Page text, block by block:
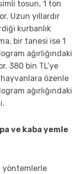
tosun, 1 ton
Uzun yıllardır
kurbanlık
bir tanesi ise 1
ağırlığındaki
380 bin TL’ye
hayvanlara özenle
ağırlığındaki
ve kaba yemle
yöntemlerle